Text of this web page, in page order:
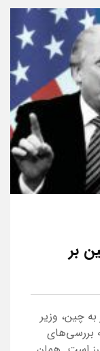
بر
چین، وزیر
بررسی‌های